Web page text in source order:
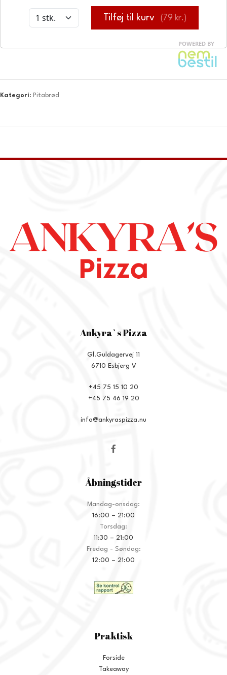
Kategori: Pitabrød
Ankyra`s Pizza
Gl.Guldagervej 11
6710 Esbjerg V
+45 75 15 10 20
+45 75 46 19 20
info@ankyraspizza.nu
Åbningstider
Mandag-onsdag:
16:00 – 21:00
Torsdag:
11:30 – 21:00
Fredag - Søndag:
12:00 – 21:00
Praktisk
Forside
Takeaway